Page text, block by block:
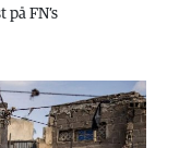
på FN’s